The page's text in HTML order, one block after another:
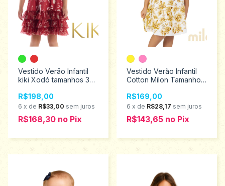
Vestido Verão Infantil
kiki Xodó tamanhos 3
R$198,00
6 x de R$33,00 sem juros
R$168,30 no Pix
Vestido Verão Infantil
Cotton Milon Tamanhos
R$169,00
6 x de R$28,17 sem juros
R$143,65 no Pix